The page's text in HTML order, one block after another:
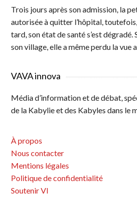
Trois jours après son admission, la
autorisée à quitter l’hôpital,
tard, son état de santé s’est dégradé.
son village, elle a même perdu la vue
VAVA innova
Média d’information et de débat,
de la Kabylie et des Kabyles dans le
À propos
Nous contacter
Mentions légales
Politique de confidentialité
Soutenir VI